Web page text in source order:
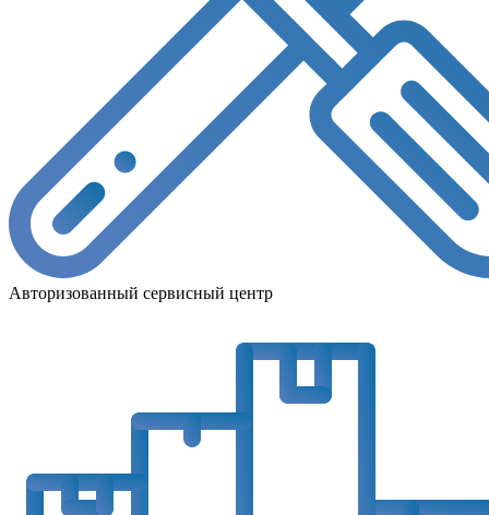
Авторизованный сервисный центр